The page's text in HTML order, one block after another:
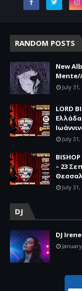
RANDOM POSTS
New
July
LORD
Ελλάδα
July
– 23
July
DJ
DJ Irene